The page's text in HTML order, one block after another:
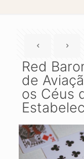
Red
de
os Céus